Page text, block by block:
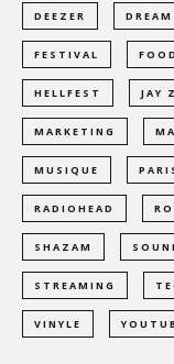
DEEZER
FESTIVAL
HELLFEST JAY Z
MARKETING
MUSIQUE
RADIOHEAD
SHAZAM
STREAMING
VINYLE